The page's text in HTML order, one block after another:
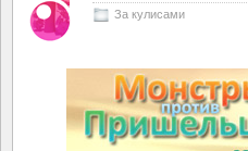
За кулисами